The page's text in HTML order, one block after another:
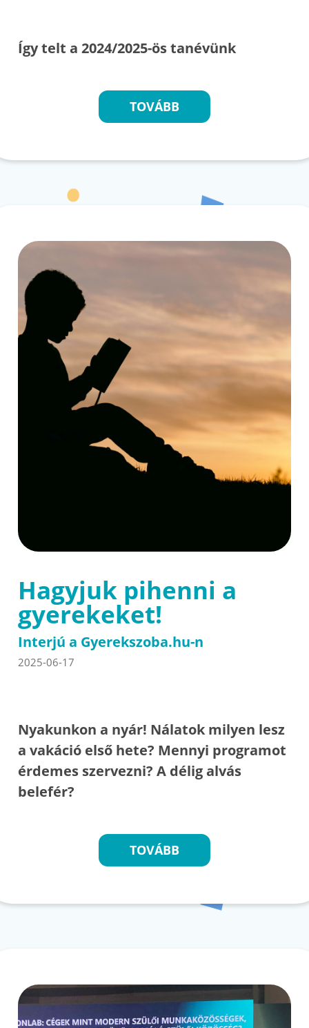
Így telt a 2024/2025-ös tanévünk
TOVÁBB
Hagyjuk pihenni a
gyerekeket!
Interjú a Gyerekszoba.hu-n
2025-06-17
Nyakunkon a nyár! Nálatok milyen lesz
a vakáció első hete? Mennyi programot
érdemes szervezni? A délig alvás
belefér?
TOVÁBB